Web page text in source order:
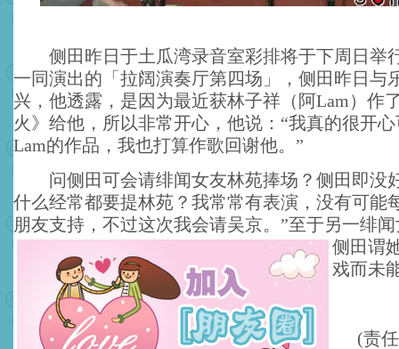
侧田昨日于土瓜湾录音室彩排将于下周日举
一同演出的「拉阔演奏厅第四场」，侧田昨日与
兴，他透露，是因为最近获林子祥（阿Lam）作
火》给他，所以非常开心，他说：“我真的很开
Lam的作品，我也打算作歌回谢他。”
问侧田可会请绯闻女友林苑捧场？侧田即没
什么经常都要提林苑？我常常有表演，没有可能
朋友支持，不过这次我会请吴京。 ”至于另一绯
侧田谓
戏而未
(责